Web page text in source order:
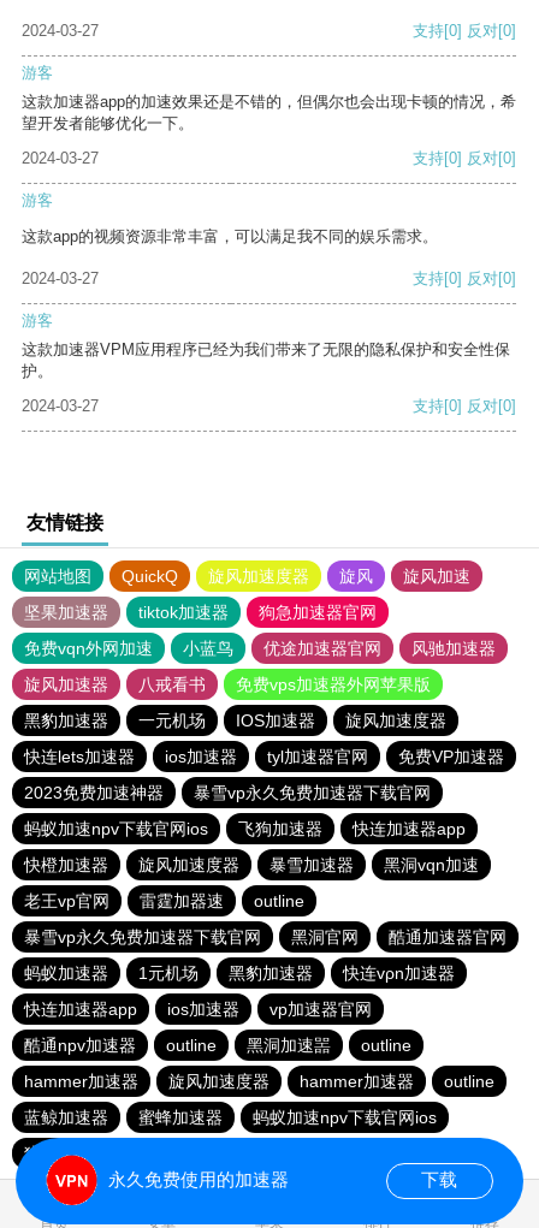
2024-03-27 支持[0] 反对[0]
游客
这款加速器app的加速效果还是不错的，但偶尔也会出现卡顿的情况，希
望开发者能够优化一下。
2024-03-27
支持[0] 反对[0]
游客
这款app的视频资源非常丰富，可以满足我不同的娱乐需求。
2024-03-27 支持[0] 反对[0]
游客
这款加速器VPM应用程序已经为我们带来了无限的隐私保护和安全性保
护。
2024-03-27
支持[0] 反对[0]
友情链接
网站地图 QuickQ 旋风加速度器 旋风
旋风加速
坚果加速器
tiktok加速器
狗急加速器官网
免费vqn外网加速
小蓝鸟 优途加速器官网
风驰加速器
旋风加速器
八戒看书
免费vps加速器外网苹果版
黑豹加速器
一元机场 IOS加速器
旋风加速度器
快连lets加速器
ios加速器 tyl加速器官网
免费VP加速器
2023免费加速神器
暴雪vp永久免费加速器下载官网
蚂蚁加速npv下载官网ios
飞狗加速器
快连加速器app
快橙加速器
旋风加速度器 暴雪加速器
黑洞vqn加速
老王vp官网
雷霆加器速
outline
暴雪vp永久免费加速器下载官网
黑洞官网
酷通加速器官网
蚂蚁加速器
1元机场 黑豹加速器
快连vρn加速器
快连加速器app
ios加速器
vp加速器官网
酷通npv加速器
outline 黑洞加速噐
outline
hammer加速器
旋风加速度器 hammer加速器
outline
蓝鲸加速器
蜜蜂加速器
蚂蚁加速npv下载官网ios
猎豹加速器官网
首页 安卓 苹果 排行 推荐
永久免费使用的加速器 下载
2.184483s